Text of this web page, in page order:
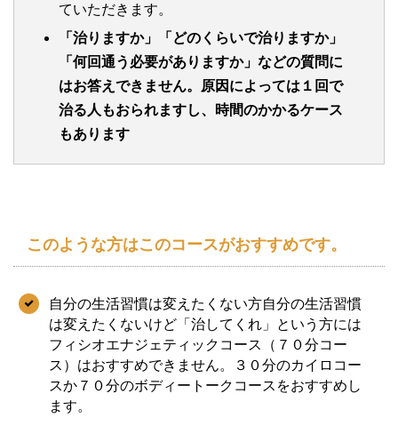
ていただきます。
「治りますか」「どのくらいで治りますか」
「何回通う必要がありますか」などの質問に
はお答えできません。原因によっては１回で
治る人もおられますし、時間のかかるケース
もあります
このような方はこのコースがおすすめです。
自分の生活習慣は変えたくない方自分の生活習慣
は変えたくないけど「治してくれ」という方には
フィシオエナジェティックコース（７０分コー
ス）はおすすめできません。３０分のカイロコー
スか７０分のボディートークコースをおすすめし
ます。